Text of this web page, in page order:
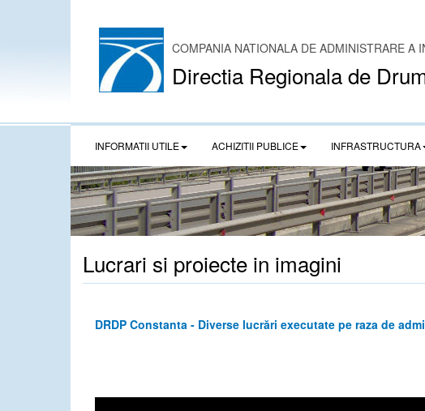
COMPANIA NATIONALA DE ADMINISTRARE A
Directia Regionala de
INFORMATII UTILE ACHIZITII PUBLICE INFRASTRUCTURA
Lucrari si proiecte in imagini
DRDP Constanta - Diverse lucrări executate pe raza de